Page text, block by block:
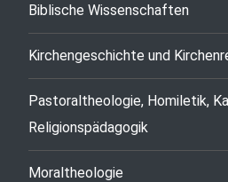
Biblische Wissenschaften
Kirchengeschichte und
Pastoraltheologie, Homiletik,
Religionspädagogik
Moraltheologie